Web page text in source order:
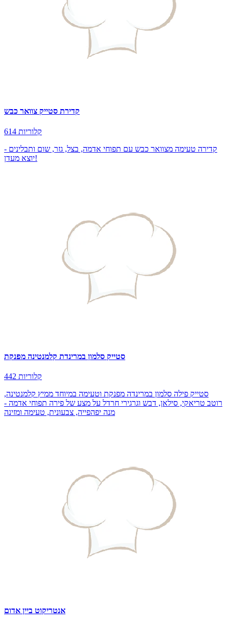
קדירת סטייק צוואר כבש
614 קלוריות
קדירה טעימה מצוואר כבש עם תפוחי אדמה, בצל, גזר, שום ותבלינים -
יוצא מעדן!
סטייק סלמון במרינדת קלמנטינה מפנקת
442 קלוריות
סטייק פילה סלמון במרינדה מפנקת וטעימה במיוחד ממיץ קלמנטינה,
רוטב טריאקי, סילאן, דבש וגרגירי חרדל על מצע של פירה תפוחי אדמה -
מנה יפהפייה, צבעונית, טעימה ומזינה
אנטריקוט ביין אדום